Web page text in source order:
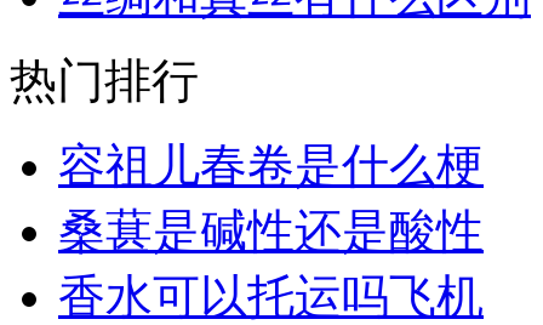
热门排行
容祖儿春卷是什么梗
桑葚是碱性还是酸性
香水可以托运吗飞机